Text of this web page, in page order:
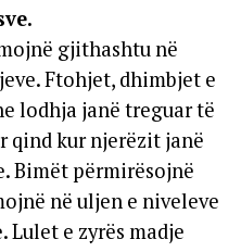
gjithashtu në
Ftohjet, dhimbjet e
lodhja janë treguar të
qind kur njerëzit janë
Bimët përmirësojnë
në uljen e niveleve
e zyrës madje